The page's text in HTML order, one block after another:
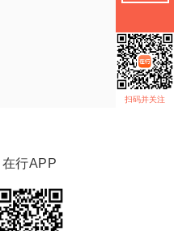
扫码并关注
在行APP